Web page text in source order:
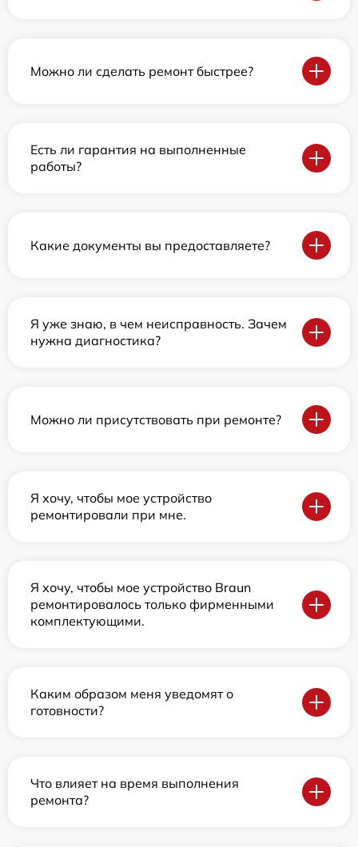
Можно ли сделать ремонт быстрее?
Есть ли гарантия на выполненные
работы?
Какие документы вы предоставляете?
Я уже знаю, в чем неисправность. Зачем
нужна диагностика?
Можно ли присутствовать при ремонте?
Я хочу, чтобы мое устройство
ремонтировали при мне.
Я хочу, чтобы мое устройство Braun
ремонтировалось только фирменными
комплектующими.
Каким образом меня уведомят о
готовности?
Что влияет на время выполнения
ремонта?